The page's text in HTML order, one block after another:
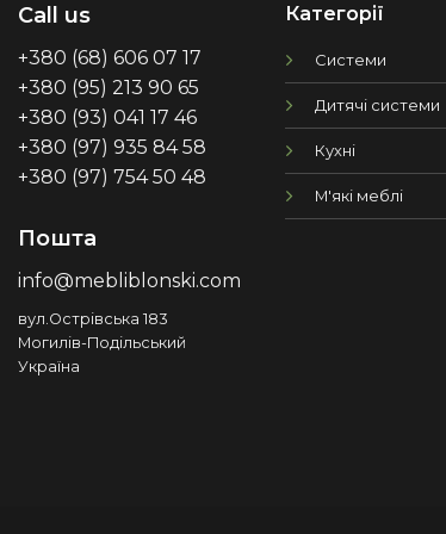
Call us
+380 (68) 606 07 17
+380 (95) 213 90 65
+380 (93) 041 17 46
+380 (97) 935 84 58
+380 (97) 754 50 48
Пошта
info@mebliblonski.com
вул.Острівська 183
Могилів-Подільський
Україна
Категорії
Системи
Дитячі системи
Кухні
М'які меблі